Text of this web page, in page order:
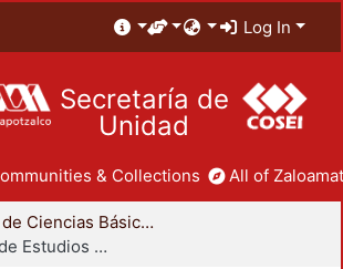
Log In
Secretaría de
Unidad
& Collections All of
División de Ciencias Básicas e Ingeniería
Coordinación de Estudios de Posgrado - CBI